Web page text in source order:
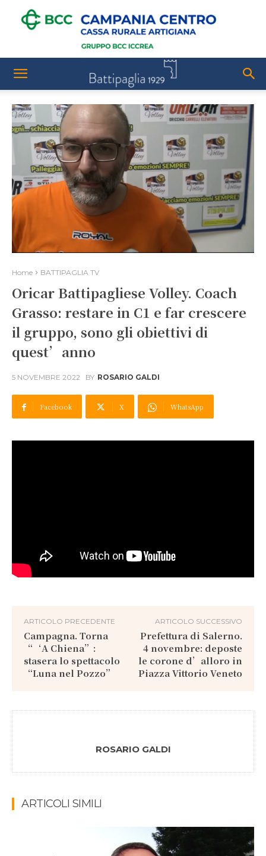
Home BATTIPAGLIA TV
Oricar Battipagliese Volley. Coach
Grasso: restare in C1 e far crescere
il gruppo, sono gli obiettivi di
quest’anno
5 NOVEMBRE 2022 BY ROSARIO GALDI
Facebook X WhatsApp
ARTICOLO PRECEDENTE
Campagna. Torna
“‘A Chiena”:
stasera lo spettacolo
“Luna nel Pozzo”
ARTICOLO SUCCESSIVO
Prefettura di Salerno.
4 novembre: deposte
le corone d’alloro in
Piazza Vittorio Veneto
ROSARIO GALDI
ARTICOLI SIMILI